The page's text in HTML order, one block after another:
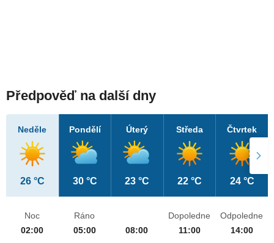
Předpověď na další dny
Neděle
26 °C
Pondělí
30 °C
Úterý
23 °C
Středa
22 °C
Čtvrtek
24 °C
Noc
02:00
Ráno
05:00
08:00
Dopoledne
11:00
Odpoledne
14:00